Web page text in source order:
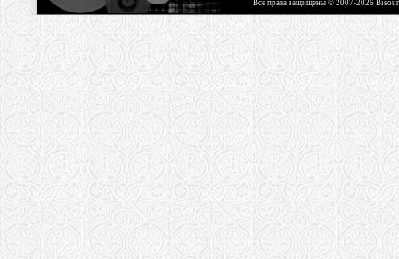
Все права защищены © 2007-2026